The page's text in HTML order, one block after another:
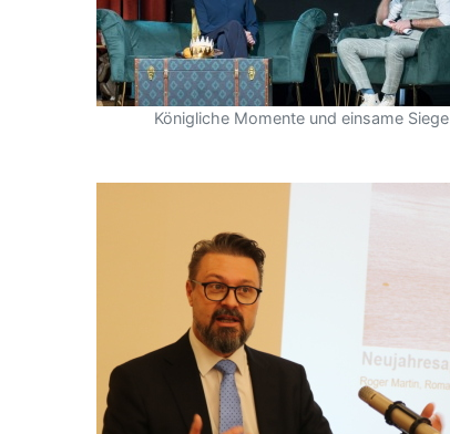
Königliche Momente und einsame Siege